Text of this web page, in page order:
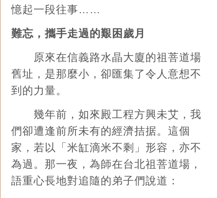
憶起一段往事……
難忘，攜手走過的艱困歲月
原來在信義路水晶大廈的祖菩道場
舊址，是那麼小，卻匯集了令人意想不
到的力量。
幾年前，如來殿工程方興未艾，我
們卻遭逢前所未有的經濟拮据。這個
家，若以「米缸滴米不剩」形容，亦不
為過。那一夜，為師在台北祖菩道場，
語重心長地對追隨的弟子們說道：